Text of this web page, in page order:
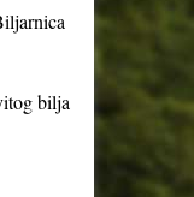
bilja